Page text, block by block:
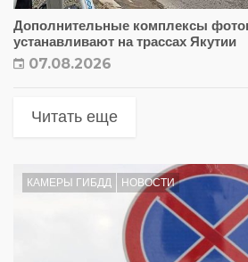
Дополнительные комплексы
устанавливают на трассах Якутии
07.08.2026
Читать еще
КАМЕРЫ ГИБДД НОВОСТИ